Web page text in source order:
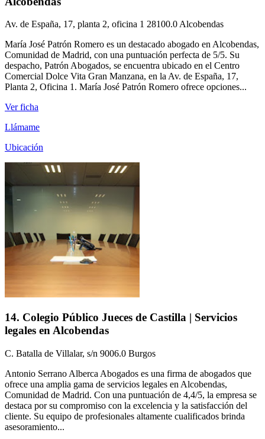
Av. de España, 17, planta 2, oficina 1 28100.0 Alcobendas
María José Patrón Romero es un destacado abogado en Alcobendas,
Comunidad de Madrid, con una puntuación perfecta de 5/5. Su
despacho, Patrón Abogados, se encuentra ubicado en el Centro
Comercial Dolce Vita Gran Manzana, en la Av. de España, 17,
Planta 2, Oficina 1. María José Patrón Romero ofrece opciones...
Ver ficha
Llámame
Ubicación
14. Colegio Público Jueces de Castilla | Servicios
legales en Alcobendas
C. Batalla de Villalar, s/n 9006.0 Burgos
Antonio Serrano Alberca Abogados es una firma de abogados que
ofrece una amplia gama de servicios legales en Alcobendas,
Comunidad de Madrid. Con una puntuación de 4,4/5, la empresa se
destaca por su compromiso con la excelencia y la satisfacción del
cliente. Su equipo de profesionales altamente cualificados brinda
asesoramiento...